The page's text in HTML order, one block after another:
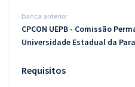
Atendimento
Banca anterior
CPCON UEPB - Comissão
Universidade Estadual da
Requisitos